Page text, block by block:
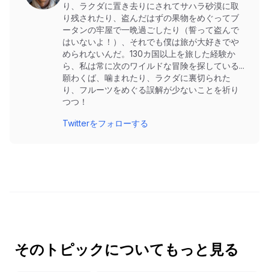
り、ラクダに置き去りにされてサハラ砂漠に取
り残されたり、盗んだはずの果物をめぐってブ
ータンの牢屋で一晩過ごしたり（誓って盗んで
はいないよ！）、それでも僕は旅が大好きでや
められないんだ。130カ国以上を旅した経験か
ら、私は常に次のワイルドな冒険を探している...
願わくば、噛まれたり、ラクダに裏切られた
り、フルーツをめぐる誤解が少ないことを祈り
つつ！
Twitterをフォローする
そのトピックについてもっと見る